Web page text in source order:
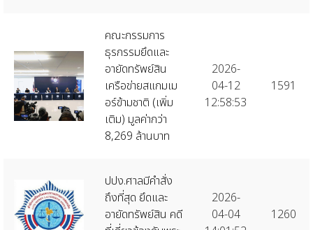
คณะกรรมการ
ธุรกรรมยึดและ
อายัดทรัพย์สิน
เครือข่ายสแกมเม
อร์ข้ามชาติ (เพิ่ม
เติม) มูลค่ากว่า
8,269 ล้านบาท
2026-
04-12
12:58:53
1591
ปปง.ศาลมีคำสั่ง
ถึงที่สุด ยึดและ
อายัดทรัพย์สิน คดี
2026-
04-04
1260